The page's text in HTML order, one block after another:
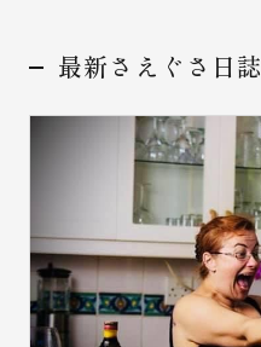
お問い合わせ
最新さえぐさ日誌